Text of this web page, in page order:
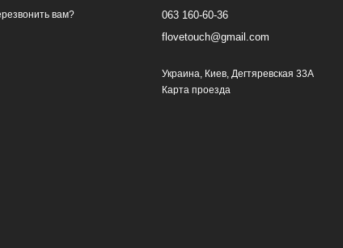
вам?
063 160-60-36
flovetouch@gmail.com
Украина, Киев, Дегтяревская 33А
Карта проезда